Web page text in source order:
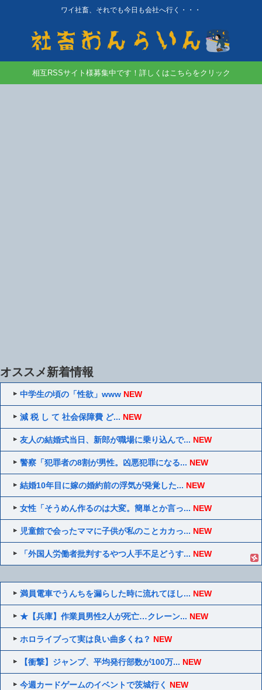
ワイ社畜、それでも今日も会社へ行く・・・
相互RSSサイト様募集中です！詳しくはこちらをクリック
オススメ新着情報
中学生の頃の「性欲」www NEW
減 税 し て 社会保障費 ど... NEW
友人の結婚式当日、新郎が職場に乗り込んで... NEW
警察「犯罪者の8割が男性。凶悪犯罪になる... NEW
結婚10年目に嫁の婚約前の浮気が発覚した... NEW
女性「そうめん作るのは大変。簡単とか言っ... NEW
児童館で会ったママに子供が私のことカカっ... NEW
「外国人労働者批判するやつ人手不足どうす... NEW
満員電車でうんちを漏らした時に流れてほし... NEW
★【兵庫】作業員男性2人が死亡…クレーン... NEW
ホロライブって実は良い曲多くね？ NEW
【衝撃】ジャンプ、平均発行部数が100万... NEW
今週カードゲームのイベントで茨城行く NEW